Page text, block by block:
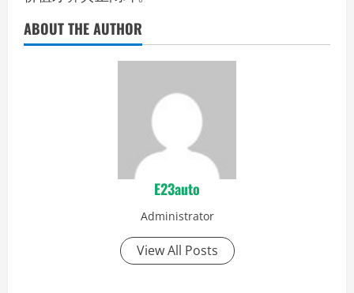
ABOUT THE AUTHOR
E23auto
Administrator
View All Posts